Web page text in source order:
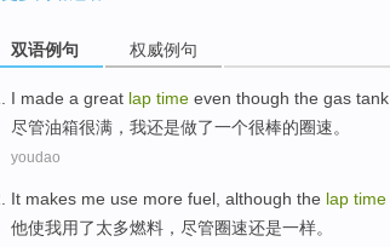
双语例句 权威例句
I made a great lap time even though the gas tank
尽管油箱很满 ， 我还是做了一个很棒的圈速。
youdao
It makes me use more fuel although the lap time
他使我用了太多燃料 ， 尽管圈速还是一样。